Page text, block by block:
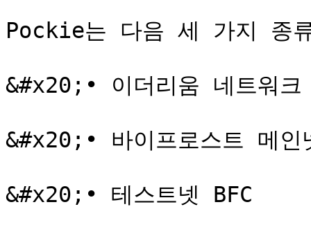
Pockie는 다음 세 가지 종
&#x20;• 이더리움 네트워
&#x20;• 바이프로스트 메인
&#x20;• 테스트넷 BFC